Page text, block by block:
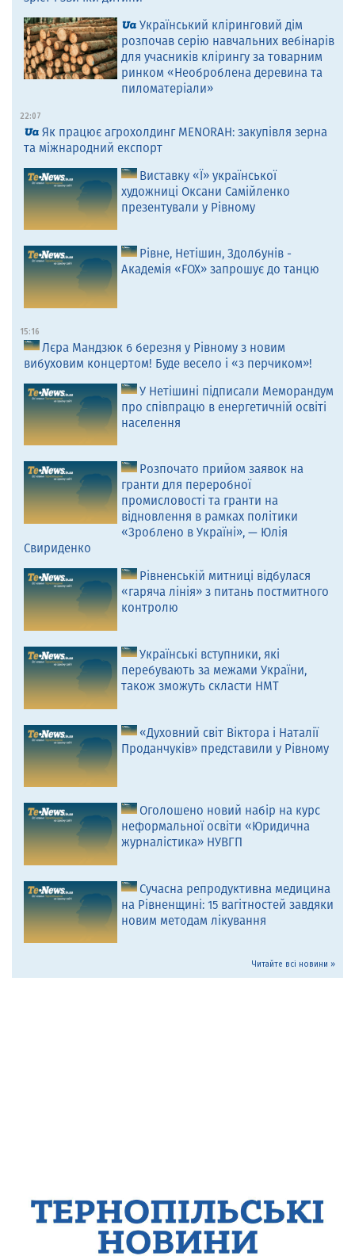
Український кліринговий дім
розпочав серію навчальних вебінарів
для учасників клірингу за товарним
ринком «Необроблена деревина та
пиломатеріали»
22:07
Як працює агрохолдинг MENORAH: закупівля зерна
та міжнародний експорт
Виставку «Ї» української
художниці Оксани Самійленко
презентували у Рівному
Рівне, Нетішин, Здолбунів -
Академія «FOX» запрошує до танцю
15:16
Лєра Мандзюк 6 березня у Рівному з новим
вибуховим концертом! Буде весело і «з перчиком»!
У Нетішині підписали Меморандум
про співпрацю в енергетичній освіті
населення
Розпочато прийом заявок на
гранти для переробної
промисловості та гранти на
відновлення в рамках політики
«Зроблено в Україні», — Юлія
Свириденко
Рівненській митниці відбулася
«гаряча лінія» з питань постмитного
контролю
Українські вступники, які
перебувають за межами України,
також зможуть скласти НМТ
«Духовний світ Віктора і Наталії
Проданчуків» представили у Рівному
Оголошено новий набір на курс
неформальної освіти «Юридична
журналістика» НУВГП
Сучасна репродуктивна медицина
на Рівненщині: 15 вагітностей завдяки
новим методам лікування
Читайте всі новини »